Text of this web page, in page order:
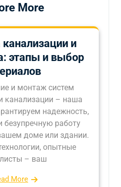
More
и
этапы и выбор
и монтаж систем
канализации – наша
надежность,
безупречную работу
доме или здании.
опытные
– ваш
More